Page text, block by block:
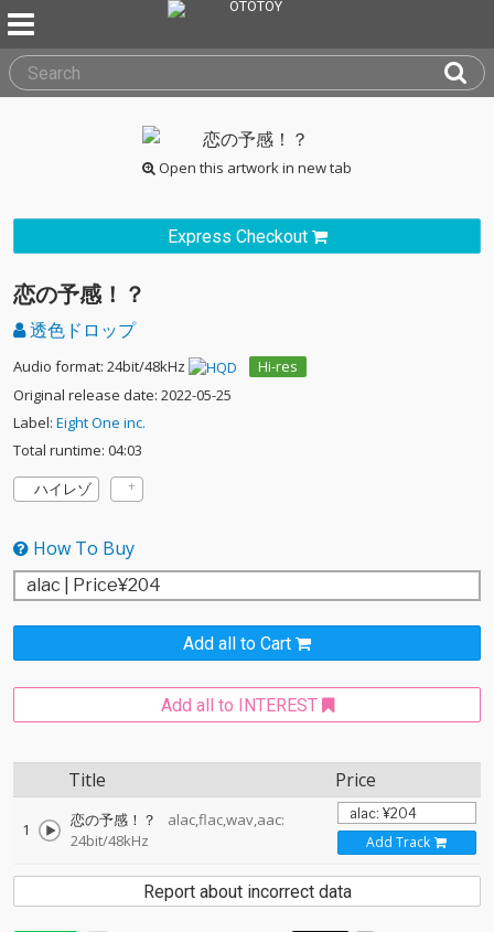
Open this artwork in new tab
Express Checkout
恋の予感！？
透色ドロップ
Audio format: 24bit/48kHz
Hi-res
Original release date: 2022-05-25
Label: Eight One inc.
Total runtime: 04:03
ハイレゾ
How To Buy
Add all to Cart
Add all to INTEREST
Title Price
1 恋の予感！？
alac,flac,wav,aac:
24bit/48kHz
Add Track
Report about incorrect data